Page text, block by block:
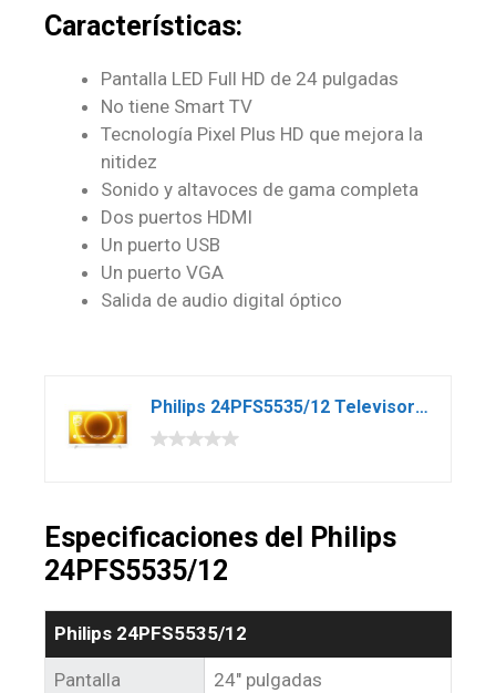
Características:
Pantalla LED Full HD de 24 pulgadas
No tiene Smart TV
Tecnología Pixel Plus HD que mejora la
nitidez
Sonido y altavoces de gama completa
Dos puertos HDMI
Un puerto USB
Un puerto VGA
Salida de audio digital óptico
Philips 24PFS5535/12 Televisor de 24 Pulgadas (60 cm) TV LED (Full HD, Pixel Plus HD, Entrada de 12 V, HMDI, VGA, USB), Color Blanco (Modelo 2020/2021)
Especificaciones del Philips
24PFS5535/12
Philips 24PFS5535/12
Pantalla 24″ pulgadas